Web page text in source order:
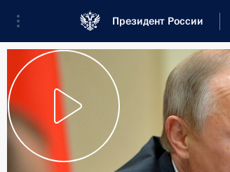
Президент России
Новости Стенограммы
Рубрикация материалов